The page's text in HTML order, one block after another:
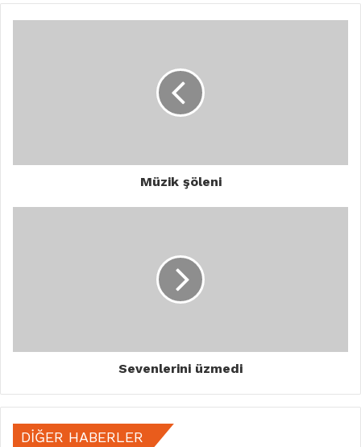
Müzik şöleni
Sevenlerini üzmedi
DIĞER HABERLER